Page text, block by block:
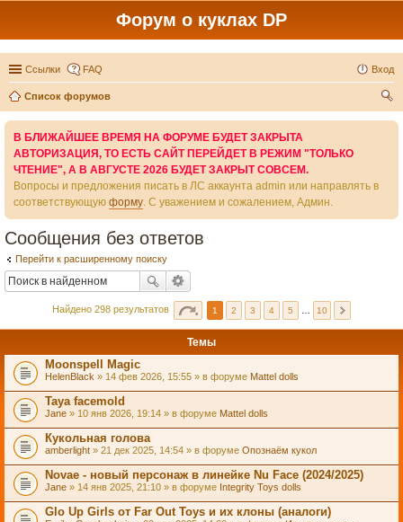
Форум о куклах DP
Ссылки FAQ Вход
Список форумов
В БЛИЖАЙШЕЕ ВРЕМЯ НА ФОРУМЕ БУДЕТ ЗАКРЫТА
АВТОРИЗАЦИЯ, ТО ЕСТЬ САЙТ ПЕРЕЙДЕТ В РЕЖИМ "ТОЛЬКО
ЧТЕНИЕ", А В АВГУСТЕ 2026 БУДЕТ ЗАКРЫТ СОВСЕМ.
Вопросы и предложения писать в ЛС аккаунта admin или направлять в
соответствующую форму. С уважением и сожалением, Админ.
Сообщения без ответов
Перейти к расширенному поиску
Найдено 298 результатов 1 2 3 4 5 10
Темы
Moonspell Magic
HelenBlack » 14 фев 2026, 15:55 » в форуме Mattel dolls
Taya facemold
Jane » 10 янв 2026, 19:14 » в форуме Mattel dolls
Кукольная голова
amberlight » 21 дек 2025, 14:54 » в форуме Опознаём кукол
Novae - новый персонаж в линейке Nu Face (2024/2025)
Jane » 14 янв 2025, 21:10 » в форуме Integrity Toys dolls
Glo Up Girls от Far Out Toys и их клоны (аналоги)